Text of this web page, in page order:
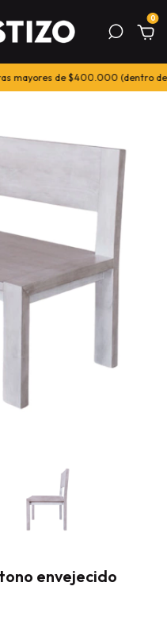
0
mayores de $400.000 (dentro de
envejecido